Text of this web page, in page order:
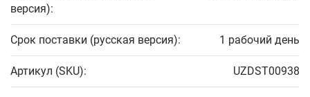
версия):
Срок поставки (русская версия): 1 рабочий день
Артикул (SKU): UZDST00938